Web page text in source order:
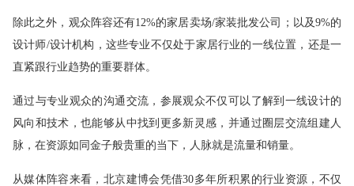
除此之外，观众阵容还有12%的家居卖场/家装批发公司；以及9%的
设计师/设计机构，这些专业不仅处于家居行业的一线位置，还是一
直紧跟行业趋势的重要群体。
通过与专业观众的沟通交流，参展观众不仅可以了解到一线设计的
风向和技术，也能够从中找到更多新灵感，并通过圈层交流组建人
脉，在资源如同金子般贵重的当下，人脉就是流量和销量。
从媒体阵容来看，北京建博会凭借30多年所积累的行业资源，不仅